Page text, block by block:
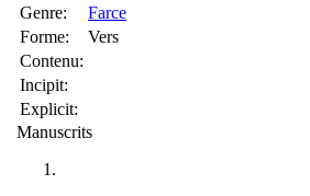
Genre:
Farce
Forme:
Vers
Contenu:
Incipit:
Explicit:
Manuscrits